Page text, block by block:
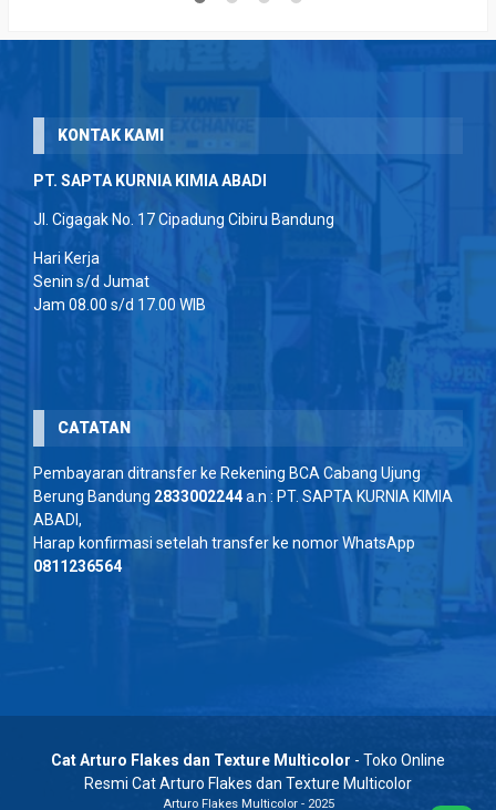
KONTAK KAMI
PT. SAPTA KURNIA KIMIA ABADI
Jl. Cigagak No. 17 Cipadung Cibiru Bandung
Hari Kerja
Senin s/d Jumat
Jam 08.00 s/d 17.00 WIB
CATATAN
Pembayaran ditransfer ke Rekening BCA Cabang Ujung
Berung Bandung 2833002244a.n : PT. SAPTA KURNIA KIMIA
ABADI,
Harap konfirmasi setelah transfer ke nomor WhatsApp
0811236564
Cat Arturo Flakes dan Texture Multicolor - Toko Online
Resmi Cat Arturo Flakes dan Texture Multicolor
Arturo Flakes Multicolor - 2025